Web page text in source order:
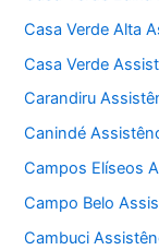
Casa Verde Alta
Casa Verde
Carandiru
Canindé
Campos Elíseos
Campo Belo
Cambuci